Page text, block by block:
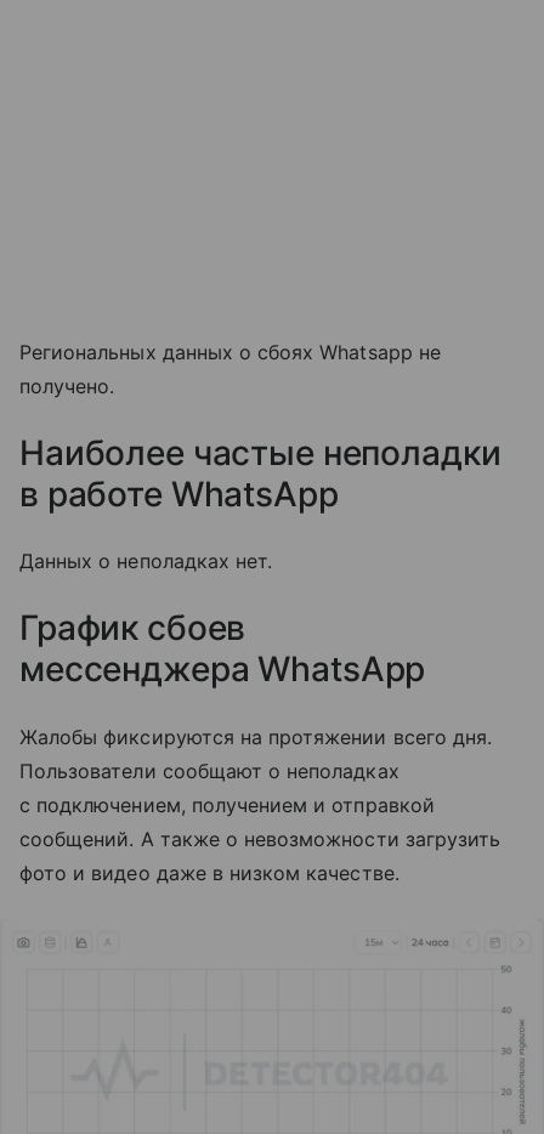
Региональных данных о сбоях Whatsapp не
получено.
Наиболее частые неполадки
в работе WhatsApp
Данных о неполадках нет.
График сбоев
мессенджера WhatsApp
Жалобы фиксируются на протяжении всего дня.
Пользователи сообщают о неполадках
с подключением, получением и отправкой
сообщений. А также о невозможности загрузить
фото и видео даже в низком качестве.